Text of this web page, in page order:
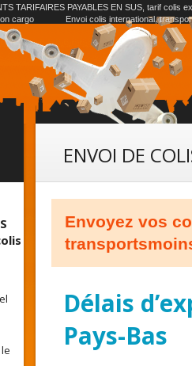
TARIFAIRES PAYABLES EN SUS, tarif colis
cargo
Envoi colis international,
ENVOI DE
Envoyez vos
Délais
Pays-Bas